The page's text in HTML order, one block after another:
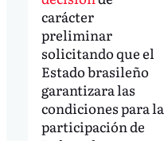
carácter
preliminar
solicitando que el
Estado brasileño
garantizara las
condiciones para la
participación de